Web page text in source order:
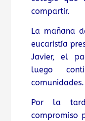
compartir.
La mañana
eucaristía
Javier, el
luego
comunidades.
Por la
compromiso